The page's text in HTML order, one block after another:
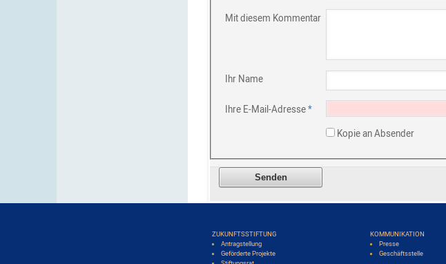
Mit diesem Kommentar
Ihr Name
Ihre E-Mail-Adresse*
Kopie an Absender
ZUKUNFTSSTIFTUNG
Antragstellung
Geförderte Projekte
KOMMUNIKATION
Presse
Geschäftsstelle